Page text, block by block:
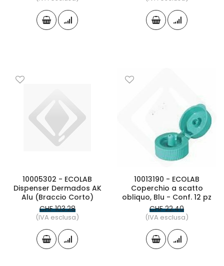
10005302 - ECOLAB
Dispenser Dermados AK
Alu (Braccio Corto)
CHF 103.28
(IVA esclusa)
10013190 - ECOLAB
Coperchio a scatto
obliquo, Blu - Conf. 12 pz
CHF 22.40
(IVA esclusa)